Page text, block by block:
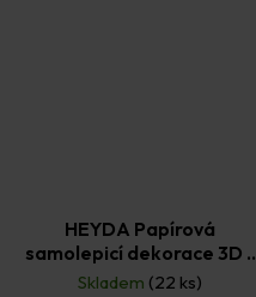
HEYDA Papírová
samolepicí dekorace 3D -
kluk 10 ks
Skladem (22 ks)